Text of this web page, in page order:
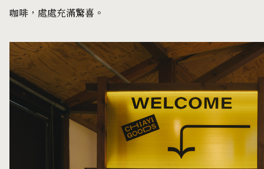
咖啡，處處充滿驚喜。